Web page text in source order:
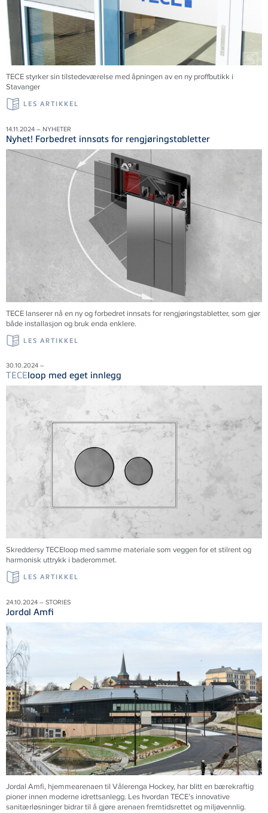
TECE styrker sin tilstedeværelse med åpningen av en ny proffbutikk i
Stavanger
LES ARTIKKEL
14.11.2024 – NYHETER
Nyhet! Forbedret innsats for rengjøringstabletter
TECE lanserer nå en ny og forbedret innsats for rengjøringstabletter, som gjør
både installasjon og bruk enda enklere.
LES ARTIKKEL
30.10.2024 –
TECEloop med eget innlegg
Skreddersy TECEloop med samme materiale som veggen for et stilrent og
harmonisk uttrykk i baderommet.
LES ARTIKKEL
24.10.2024 – STORIES
Jordal Amfi
Jordal Amfi, hjemmearenaen til Vålerenga Hockey, har blitt en bærekraftig
pioner innen moderne idrettsanlegg. Les hvordan TECE’s innovative
sanitærløsninger bidrar til å gjøre arenaen fremtidsrettet og miljøvennlig.